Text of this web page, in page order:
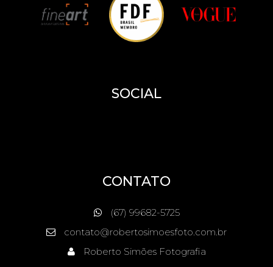
SOCIAL
CONTATO
(67) 99682-5725
contato@robertosimoesfoto.com.br
Roberto Simões Fotografia